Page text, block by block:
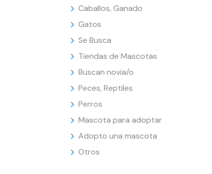
Caballos, Ganado
Gatos
Se Busca
Tiendas de Mascotas
Buscan novia/o
Peces, Reptiles
Perros
Mascota para adoptar
Adopto una mascota
Otros